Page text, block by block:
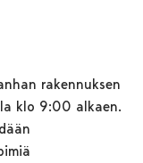
rakennuksen
klo 9:00 alkaen.